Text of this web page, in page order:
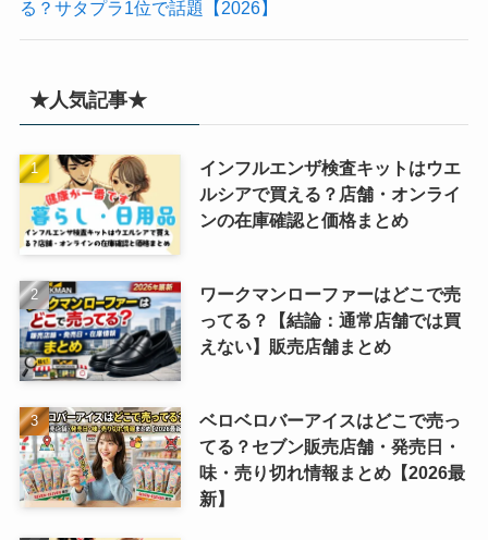
る？サタプラ1位で話題【2026】
★人気記事★
インフルエンザ検査キットはウエ
ルシアで買える？店舗・オンライ
ンの在庫確認と価格まとめ
ワークマンローファーはどこで売
ってる？【結論：通常店舗では買
えない】販売店舗まとめ
ベロベロバーアイスはどこで売っ
てる？セブン販売店舗・発売日・
味・売り切れ情報まとめ【2026最
新】